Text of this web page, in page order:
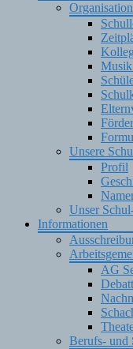
Unsere
Profil
Unser
Informationen
AG
Berufs- und